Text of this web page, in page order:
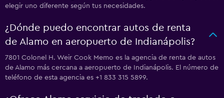
elegir uno diferente según tus necesidades.
¿Dónde puedo encontrar autos de renta
de Alamo en aeropuerto de Indianápolis?
7801 Colonel H. Weir Cook Memo es la agencia de renta de autos
de Alamo más cercana a aeropuerto de Indianápolis. El número de
teléfono de esta agencia es +1 833 315 5899.